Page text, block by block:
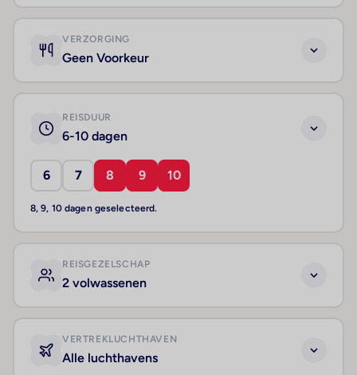
VERZORGING
Geen Voorkeur
REISDUUR
6-10 dagen
6 7 8 9 10
8, 9, 10 dagen geselecteerd.
REISGEZELSCHAP
2 volwassenen
VERTREKLUCHTHAVEN
Alle luchthavens